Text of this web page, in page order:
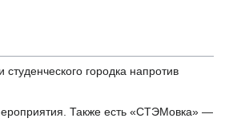
городка напротив
Также есть «СТЭМовка» —